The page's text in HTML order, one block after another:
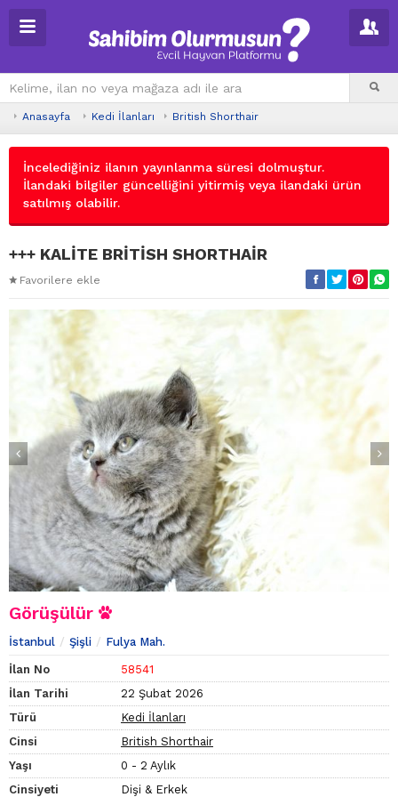
Anasayfa Kedi İlanları British Shorthair
İncelediğiniz ilanın yayınlanma süresi dolmuştur.
İlandaki bilgiler güncelliğini yitirmiş veya ilandaki ürün
satılmış olabilir.
+++ KALİTE BRİTİSH SHORTHAİR
Favorilere ekle
Görüşülür
İstanbul Şişli Fulya Mah.
İlan No
58541
İlan Tarihi
22 Şubat 2026
Türü
Kedi İlanları
Cinsi
British Shorthair
Yaşı
0 - 2 Aylık
Cinsiyeti
Dişi & Erkek